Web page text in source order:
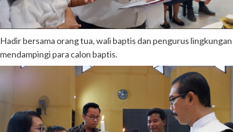
Hadir bersama orang tua, wali baptis dan pengurus
mendampingi para calon baptis.